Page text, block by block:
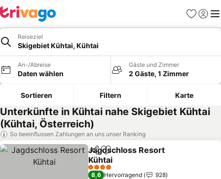
Favoriten
Reiseziel
Skigebiet Kühtai, Kühtai
An-/Abreise
Daten wählen
Gäste und Zimmer
2 Gäste, 1 Zimmer
Sortieren Filtern Karte
Unterkünfte in Kühtai nahe Skigebiet Kühtai
(Kühtai, Österreich)
So beeinflussen Zahlungen an uns unser Ranking
TeilenZu Favoriten hinzufügen
Jagdschloss Resort
Kühtai
4 Sterne
8,6 Hervorragend
928